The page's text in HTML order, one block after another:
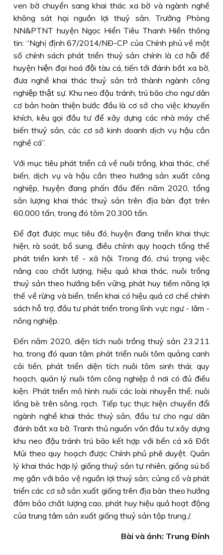
ven bờ chuyển sang khai thác xa bờ và ngành nghề
không sát hại nguồn lợi thuỷ sản. Trưởng Phòng
NN&PTNT huyện Ngọc Hiển Tiêu Thanh Hiền thông
tin: “Nghị định 67/2014/NÐ-CP của Chính phủ về một
số chính sách phát triển thuỷ sản chính là cơ hội để
huyện hiện đại hoá đội tàu cá, tiến tới đánh bắt xa bờ,
đưa nghề khai thác thuỷ sản trở thành ngành công
nghiệp thật sự. Khu neo đậu tránh, trú bão cho ngư dân
cơ bản hoàn thiện bước đầu là cơ sở cho việc khuyến
khích, kêu gọi đầu tư để xây dựng các nhà máy chế
biến thuỷ sản, các cơ sở kinh doanh dịch vụ hậu cần
nghề cá”.
Với mục tiêu phát triển cả về nuôi trồng, khai thác, chế
biến, dịch vụ và hậu cần theo hướng sản xuất công
nghiệp, huyện đang phấn đấu đến năm 2020, tổng
sản lượng khai thác thuỷ sản trên địa bàn đạt trên
60.000 tấn, trong đó tôm 20.300 tấn.
Ðể đạt được mục tiêu đó, huyện đang triển khai thực
hiện, rà soát, bổ sung, điều chỉnh quy hoạch tổng thể
phát triển kinh tế - xã hội. Trong đó, chú trọng việc
nâng cao chất lượng, hiệu quả khai thác, nuôi trồng
thuỷ sản theo hướng bền vững, phát huy tiềm năng lợi
thế về rừng và biển, triển khai có hiệu quả cơ chế chính
sách hỗ trợ, đầu tư phát triển trong lĩnh vực ngư - lâm -
nông nghiệp.
Ðến năm 2020, diện tích nuôi trồng thuỷ sản 23.211
ha, trong đó quan tâm phát triển nuôi tôm quảng canh
cải tiến, phát triển diện tích nuôi tôm sinh thái; quy
hoạch, quản lý nuôi tôm công nghiệp ở nơi có đủ điều
kiện. Phát triển mô hình nuôi các loài nhuyễn thể; nuôi
lồng bè trên sông, rạch. Tiếp tục thực hiện chuyển đổi
ngành nghề khai thác thuỷ sản, đầu tư cho ngư dân
đánh bắt xa bờ. Tranh thủ nguồn vốn đầu tư xây dựng
khu neo đậu tránh trú bão kết hợp với bến cá xã Ðất
Mũi theo quy hoạch được Chính phủ phê duyệt. Quản
lý khai thác hợp lý giống thuỷ sản tự nhiên, giống sú bố
mẹ gắn với bảo vệ nguồn lợi thuỷ sản; củng cố và phát
triển các cơ sở sản xuất giống trên địa bàn theo hướng
đảm bảo chất lượng cao, phát huy hiệu quả hoạt động
của trung tâm sản xuất giống thuỷ sản tập trung./.
Bài và ảnh: Trung Ðỉnh